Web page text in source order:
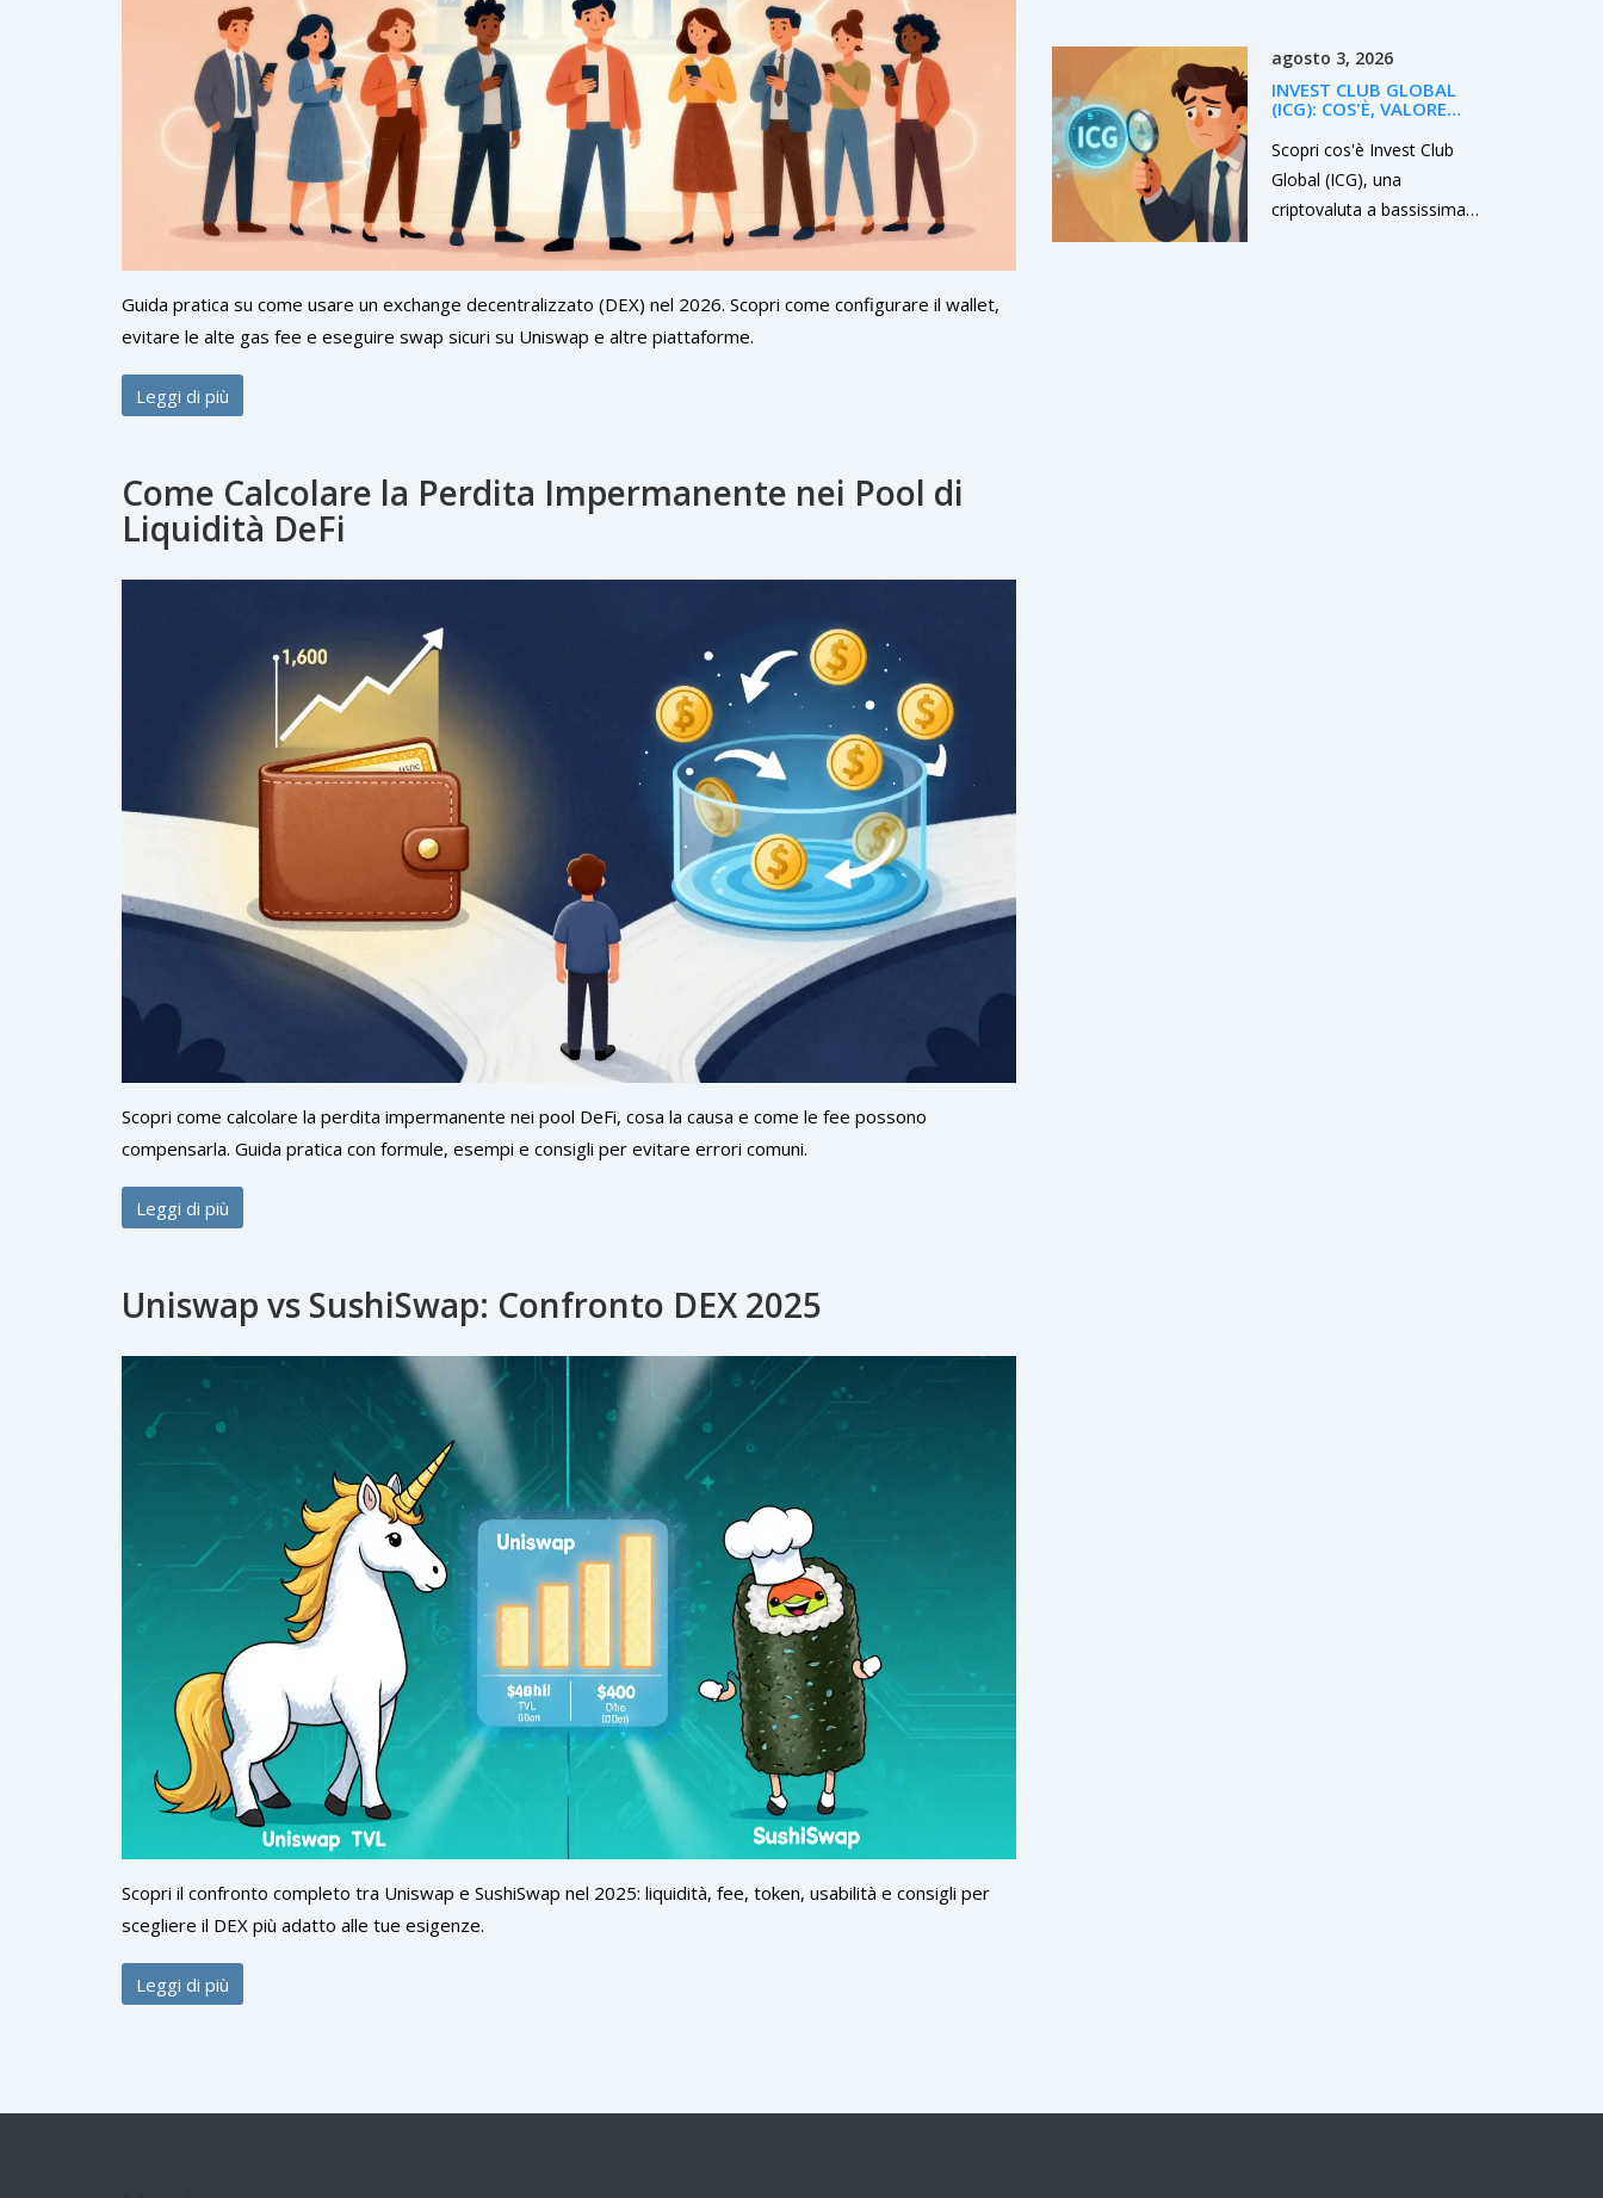
Guida pratica su come usare un exchange decentralizzato (DEX) nel 2026. Scopri come configurare il wallet,
evitare le alte gas fee e eseguire swap sicuri su Uniswap e altre piattaforme.
Leggi di più
Come Calcolare la Perdita Impermanente nei Pool di
Liquidità DeFi
Scopri come calcolare la perdita impermanente nei pool DeFi, cosa la causa e come le fee possono
compensarla. Guida pratica con formule, esempi e consigli per evitare errori comuni.
Leggi di più
Uniswap vs SushiSwap: Confronto DEX 2025
Scopri il confronto completo tra Uniswap e SushiSwap nel 2025: liquidità, fee, token, usabilità e consigli per
scegliere il DEX più adatto alle tue esigenze.
Leggi di più
grande furto della storia,
finanziando missili nucleari
attraverso hacking,
riciclaggio e agenti
informatici nascosti.
agosto 3, 2026
INVEST CLUB GLOBAL
(ICG): COS'È, VALORE
Scopri cos'è Invest Club
Global (ICG), una
criptovaluta a bassissima